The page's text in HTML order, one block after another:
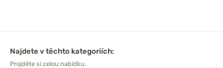
Najdete v těchto kategoriích:
Projděte si celou nabídku.